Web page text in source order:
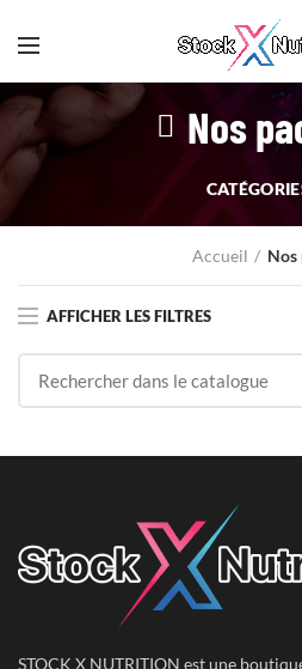
Nos
Accueil Nos
AFFICHER LES FILTRES
STOCK X NUTRITION est une